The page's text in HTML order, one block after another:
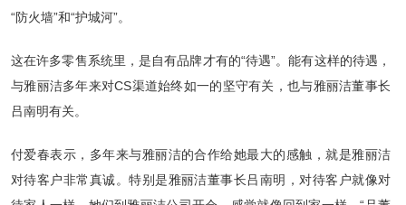
“防火墙”和“护城河”。
这在许多零售系统里，是自有品牌才有的“待遇”。能有这样的待遇，
与雅丽洁多年来对CS渠道始终如一的坚守有关，也与雅丽洁董事长
吕南明有关。
付爱春表示，多年来与雅丽洁的合作给她最大的感触，就是雅丽洁
对待客户非常真诚。特别是雅丽洁董事长吕南明，对待客户就像对